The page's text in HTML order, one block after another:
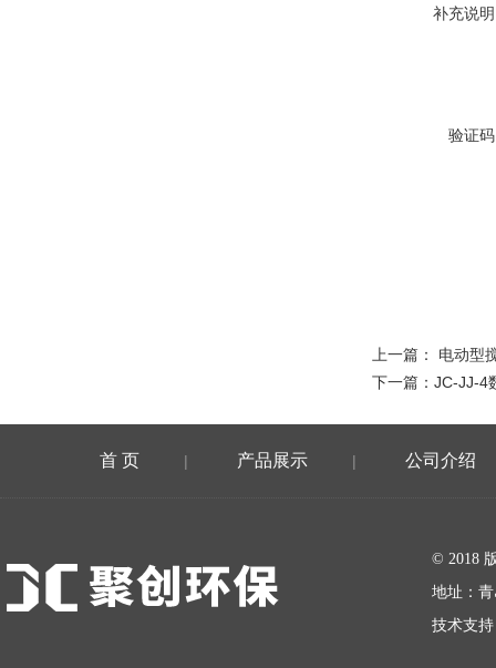
补充说
验证
上一篇： 电动型
下一篇： JC-JJ-4
首 页 | 产品展示 | 公司介绍
© 2018
地址：
技术支